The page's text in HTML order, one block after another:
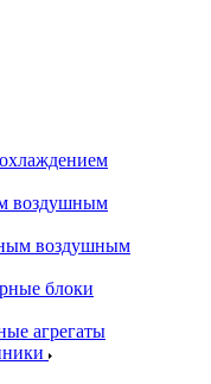
воздушным
воздушным
блоки
агрегаты